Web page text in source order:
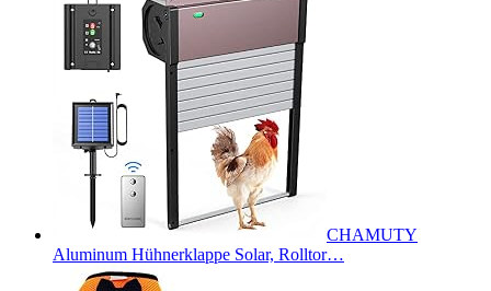
CHAMUTY
Aluminum Hühnerklappe Solar, Rolltor…